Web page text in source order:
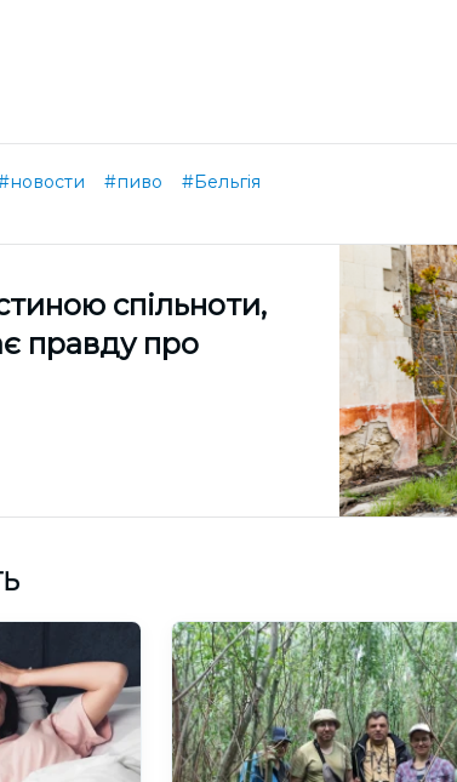
#пиво #Бельгія
спільноти,
правду про